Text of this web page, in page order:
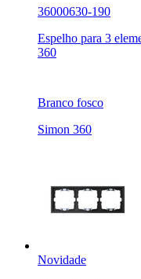
36000630-190
Espelho para 3
360
Branco fosco
Simon 360
Novidade